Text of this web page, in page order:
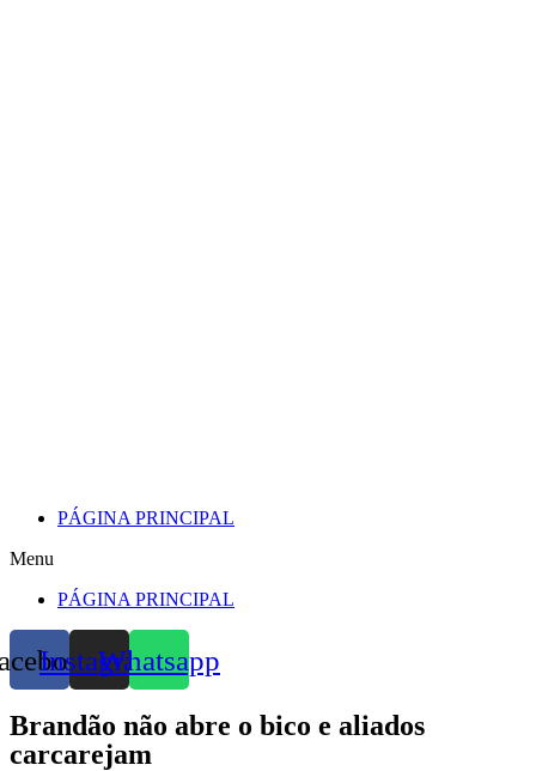
PÁGINA PRINCIPAL
Menu
PÁGINA PRINCIPAL
InstagramWhatsapp
Brandão não abre o bico e aliados
carcarejam